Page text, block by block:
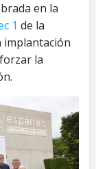
en la
1 de la
implantación
la